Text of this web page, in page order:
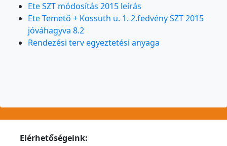
Ete SZT módosítás 2015 leírás
Ete Temető + Kossuth u. 1. 2.fedvény SZT 2015
jóváhagyva 8.2
Rendezési terv egyeztetési anyaga
Elérhetőségeink: